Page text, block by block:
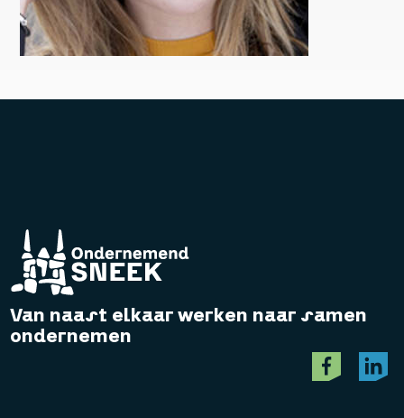
Van naast elkaar werken naar samen
ondernemen